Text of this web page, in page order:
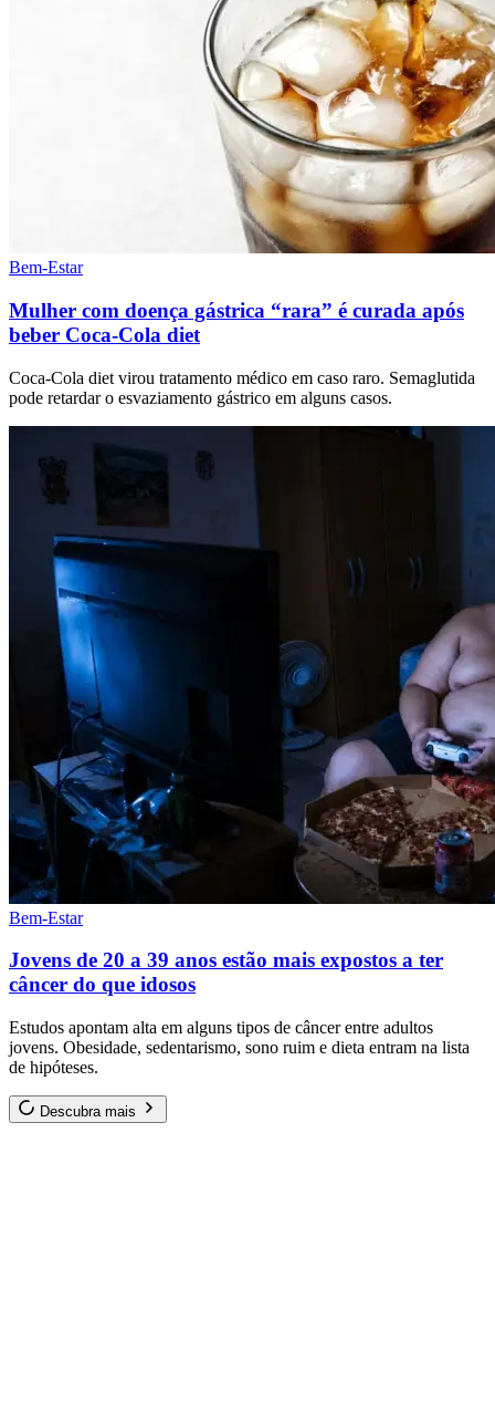
Bem-Estar
Mulher com doença gástrica “rara” é curada após
beber Coca-Cola diet
Coca-Cola diet virou tratamento médico em caso raro. Semaglutida
pode retardar o esvaziamento gástrico em alguns casos.
Bem-Estar
Jovens de 20 a 39 anos estão mais expostos a ter
câncer do que idosos
Estudos apontam alta em alguns tipos de câncer entre adultos
jovens. Obesidade, sedentarismo, sono ruim e dieta entram na lista
de hipóteses.
Descubra mais